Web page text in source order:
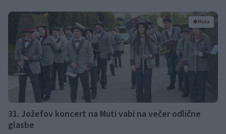
Muta
31. Jožefov koncert na Muti vabi na večer odlične
glasbe